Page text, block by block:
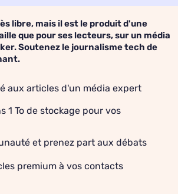
libre, mais il est le produit d'une
que pour ses lecteurs, sur un média
Soutenez le journalisme tech de
aux articles d'un média expert
1 To de stockage pour vos
et prenez part aux débats
premium à vos contacts